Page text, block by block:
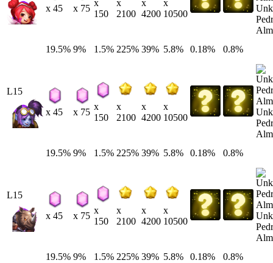
x 45 x 75
x
150
x
2100
x
4200
x
10500
19.5% 9% 1.5% 225% 39% 5.8% 0.18% 0.8%
L15
x 45 x 75
x
150
x
2100
x
4200
x
10500
19.5% 9% 1.5% 225% 39% 5.8% 0.18% 0.8%
L15
x 45 x 75
x
150
x
2100
x
4200
x
10500
19.5% 9% 1.5% 225% 39% 5.8% 0.18% 0.8%